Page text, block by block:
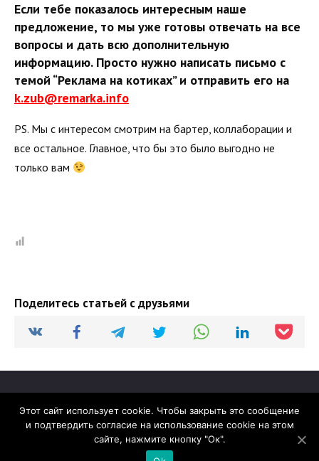
Если тебе показалось интересным наше
предложение, то мы уже готовы отвечать на все
вопросы и дать всю дополнительную
информацию. Просто нужно написать письмо с
темой “Реклама на котиках” и отправить его на
k.zub@remarka.info
PS. Мы с интересом смотрим на бартер, коллаборации и
все остальное. Главное, что бы это было выгодно не
только вам
Поделитесь статьей с друзьями
© 2026 madcats.ru
Сайт работает на теме Reboot
Этот сайт использует cookie. Чтобы закрыть это сообщение
и подтвердить согласие на использование cookie на этом
сайте, нажмите кнопку "Ок".